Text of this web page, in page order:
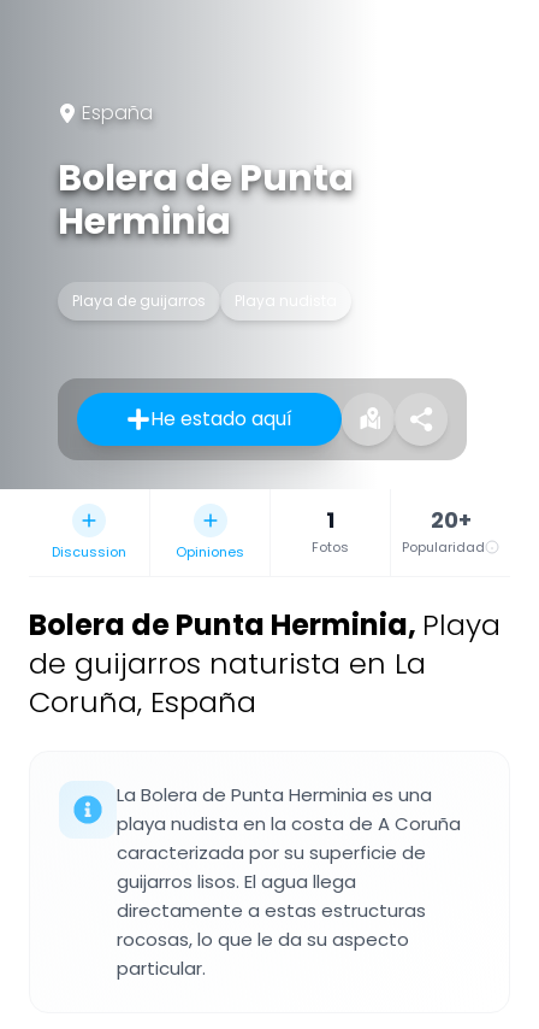
España
Bolera de Punta
Herminia
Playa de guijarros Playa nudista
He estado aquí
Discussion Opiniones
1
Fotos
20+
Popularidad
Bolera de Punta Herminia, Playa
de guijarros naturista en La
Coruña, España
La Bolera de Punta Herminia es una
playa nudista en la costa de A Coruña
caracterizada por su superficie de
guijarros lisos. El agua llega
directamente a estas estructuras
rocosas, lo que le da su aspecto
particular.